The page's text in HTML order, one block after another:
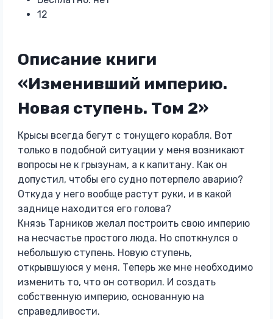
12
Описание книги
«Изменивший империю.
Новая ступень. Том 2»
Крысы всегда бегут с тонущего корабля. Вот
только в подобной ситуации у меня возникают
вопросы не к грызунам, а к капитану. Как он
допустил, чтобы его судно потерпело аварию?
Откуда у него вообще растут руки, и в какой
заднице находится его голова?
Князь Тарников желал построить свою империю
на несчастье простого люда. Но споткнулся о
небольшую ступень. Новую ступень,
открывшуюся у меня. Теперь же мне необходимо
изменить то, что он сотворил. И создать
собственную империю, основанную на
справедливости.